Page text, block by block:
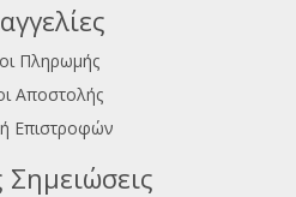
Πληρωμής
Αποστολής
Επιστροφών
Σημειώσεις